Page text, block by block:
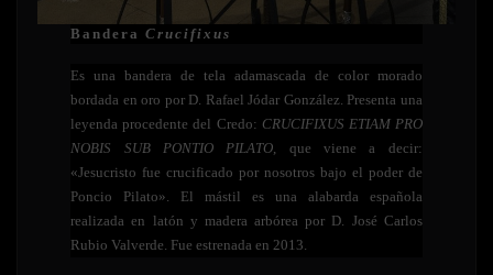
BanderaCrucifixus
Es una bandera de tela adamascada de color morado
bordada en oro por D. Rafael Jódar González. Presenta una
leyenda procedente del Credo: CRUCIFIXUS ETIAM PRO
NOBIS SUB PONTIO PILATO, que viene a decir:
«Jesucristo fue crucificado por nosotros bajo el poder de
Poncio Pilato». El mástil es una alabarda española
realizada en latón y madera arbórea por D. José Carlos
Rubio Valverde. Fue estrenada en 2013.